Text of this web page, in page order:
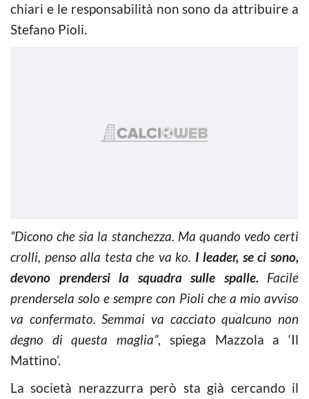
chiari e le responsabilità non sono da attribuire a
Stefano Pioli.
“Dicono che sia la stanchezza. Ma quando vedo certi
crolli, penso alla testa che va ko. I leader, se ci sono,
devono prendersi la squadra sulle spalle.Facile
prendersela solo e sempre con Pioli che a mio avviso
va confermato. Semmai va cacciato qualcuno non
degno di questa maglia”, spiega Mazzola a ‘Il
Mattino’.
La società nerazzurra però sta già cercando il